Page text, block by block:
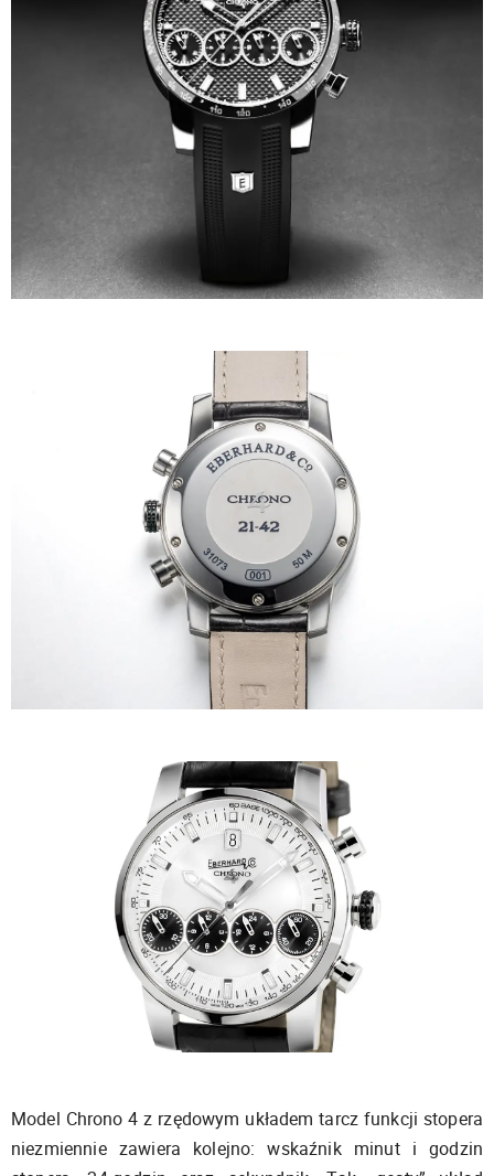
Model Chrono 4 z rzędowym układem tarcz funkcji stopera
niezmiennie zawiera kolejno: wskaźnik minut i godzin